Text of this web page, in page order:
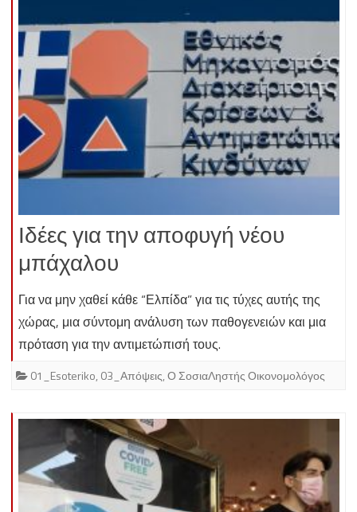
Ιδέες για την αποφυγή νέου
μπάχαλου
Για να μην χαθεί κάθε “Ελπίδα” για τις τύχες αυτής της
χώρας, μια σύντομη ανάλυση των παθογενειών και μια
πρόταση για την αντιμετώπισή τους.
01_Esoteriko, 03_Απόψεις,Ο ΣοσιαΛηστής Οικονομολόγος